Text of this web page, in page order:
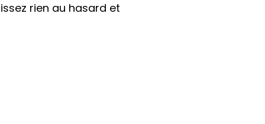
rien au hasard et